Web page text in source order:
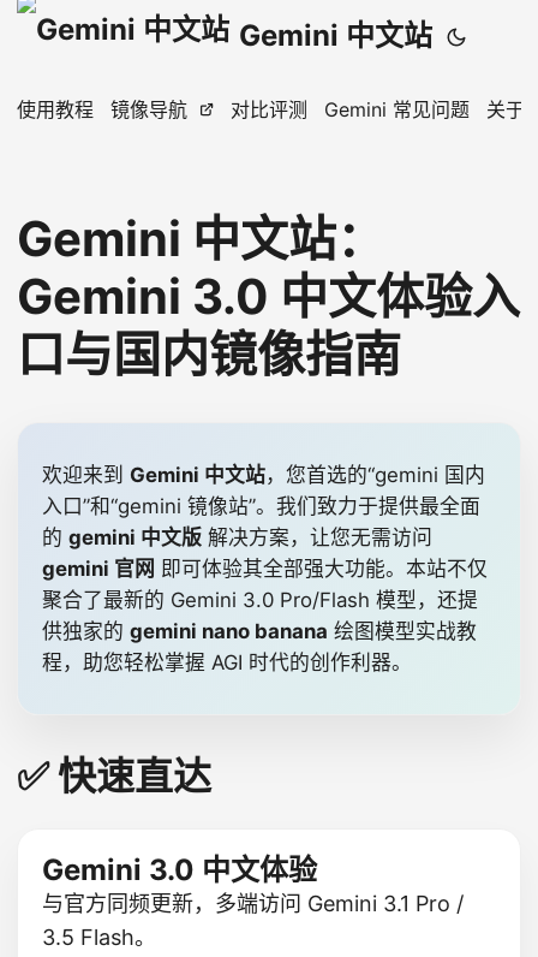
Gemini 中文站
使用教程 镜像导航 对比评测 Gemini 常见问题 关于
Gemini 中文站：
Gemini 3.0 中文体验入
口与国内镜像指南
欢迎来到 Gemini 中文站，您首选的“gemini 国内
入口”和“gemini 镜像站”。我们致力于提供最全面
的 gemini 中文版 解决方案，让您无需访问
gemini 官网 即可体验其全部强大功能。本站不仅
聚合了最新的 Gemini 3.0 Pro/Flash 模型，还提
供独家的 gemini nano banana 绘图模型实战教
程，助您轻松掌握 AGI 时代的创作利器。
✅ 快速直达
Gemini 3.0 中文体验
与官方同频更新，多端访问 Gemini 3.1 Pro /
3.5 Flash。